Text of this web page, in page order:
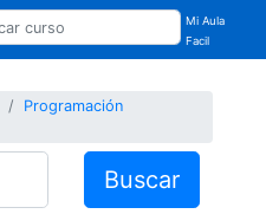
Mi Aula
Facil
Programación
Buscar